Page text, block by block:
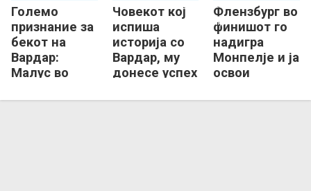
Големо
признание за
бекот на
Вардар:
Малус во
најдобрите
Човекот кој
испиша
историја со
Вардар, му
донесе успех
Мелсунген!
Кил
Флензбург во
финишот го
надигра
Монпелје и ја
освои
ЕЛ!
Монпелје Флензбург